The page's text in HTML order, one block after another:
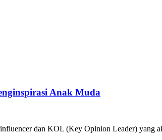
Anak Muda
dan KOL (Key Opinion Leader) yang